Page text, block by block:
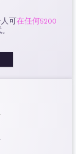
可 在任何5200